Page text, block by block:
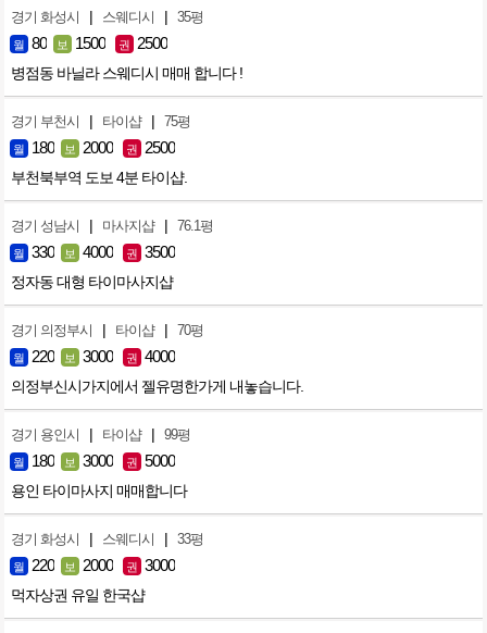
경기 화성시 | 스웨디시 | 35평
월 80 보 1500 권 2500
병점동 바닐라 스웨디시 매매 합니다 !
경기 부천시 | 타이샵 | 75평
월 180 보 2000 권 2500
부천북부역 도보 4분 타이샵.
경기 성남시 | 마사지샵 | 76.1평
월 330 보 4000 권 3500
정자동 대형 타이마사지샵
경기 의정부시 | 타이샵 | 70평
월 220 보 3000 권 4000
의정부신시가지에서 젤유명한가게 내놓습니다.
경기 용인시 | 타이샵 | 99평
월 180 보 3000 권 5000
용인 타이마사지 매매합니다
경기 화성시 | 스웨디시 | 33평
월 220 보 2000 권 3000
먹자상권 유일 한국샵